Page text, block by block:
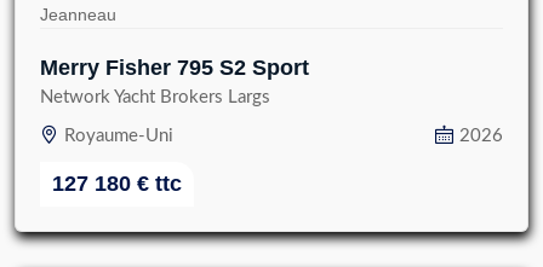
Jeanneau
Merry Fisher 795 S2 Sport
Network Yacht Brokers Largs
Royaume-Uni 2026
127 180 € ttc